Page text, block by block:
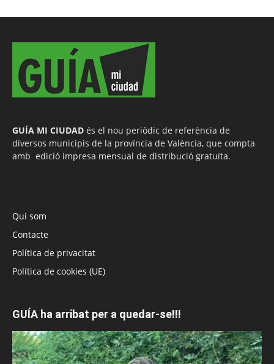
GUÍA MI CIUDAD és el nou periòdic de referència de
diversos municipis de la província de València, que compta
amb edició impresa mensual de distribució gratuïta.
Qui som
Contacte
Política de privacitat
Política de cookies (UE)
GUÍA ha arribat per a quedar-se!!!
Reproductor
de